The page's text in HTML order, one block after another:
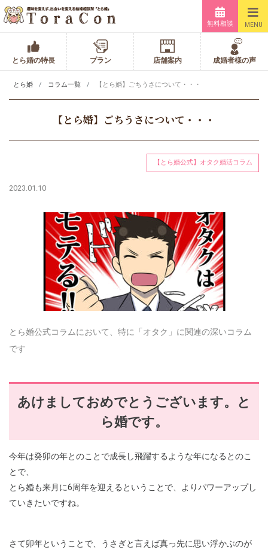
無料相談 MENU
とら婚の特長 プラン 店舗案内 成婚者様の声
とら婚 コラム一覧 【とら婚】ごちうさについて・・・
【とら婚】ごちうさについて・・・
【とら婚公式】オタク婚活コラム
2023.01.10
とら婚公式コラムにおいて、特に「オタク」に関連の深いコラム
です
あけましておめでとうございます。と
ら婚です。
今年は癸卯の年とのことで成長し飛躍するような年になるとのこ
とで、
とら婚も来月に6周年を迎えるということで、よりパワーアップし
ていきたいですね。
さて卯年ということで、うさぎと言えば真っ先に思い浮かぶのが